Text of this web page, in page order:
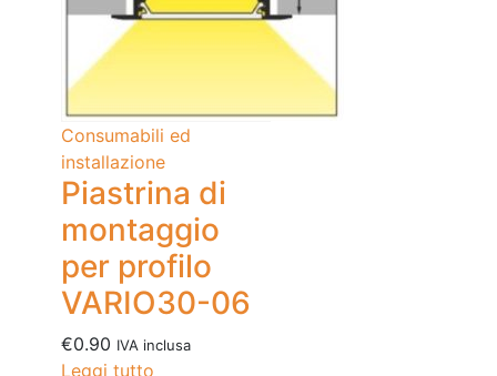
Consumabili ed
installazione
Piastrina di
montaggio
per profilo
VARIO30-06
€0.90 IVA inclusa
Leggi tutto